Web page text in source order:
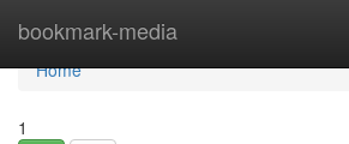
bookmark-media
Home
Home
1